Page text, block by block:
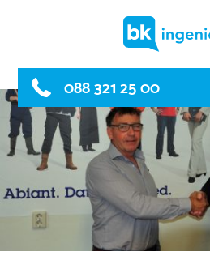
088 321 25 00